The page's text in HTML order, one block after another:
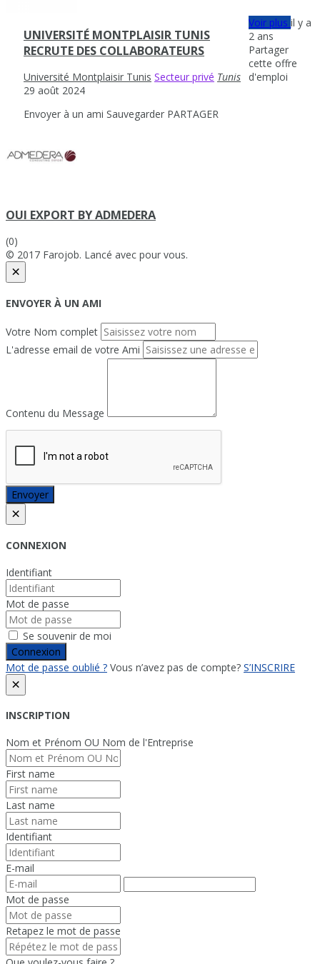
UNIVERSITÉ MONTPLAISIR TUNIS
RECRUTE DES COLLABORATEURS
Université Montplaisir Tunis Secteur privé Tunis
29 août 2024
Envoyer à un ami Sauvegarder PARTAGER
Voir plusil y a
2 ans
Partager
cette offre
d'emploi
OUI EXPORT BY ADMEDERA
(0)
© 2017 Farojob. Lancé avec pour vous.
×
ENVOYER À UN AMI
Votre Nom complet
L'adresse email de votre Ami
Contenu du Message
Envoyer
×
CONNEXION
Identifiant
Mot de passe
Se souvenir de moi
Connexion
Mot de passe oublié ? Vous n’avez pas de compte? S’INSCRIRE
×
INSCRIPTION
Nom et Prénom OU Nom de l'Entreprise
First name
Last name
Identifiant
E-mail
Mot de passe
Retapez le mot de passe